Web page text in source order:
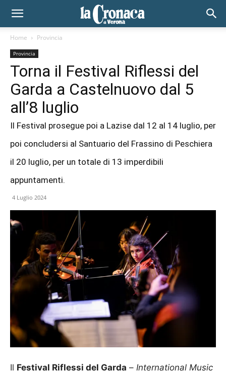
Home Provincia
Provincia
Torna il Festival Riflessi del
Garda a Castelnuovo dal 5
all’8 luglio
Il Festival prosegue poi a Lazise dal 12 al 14 luglio, per
poi concludersi al Santuario del Frassino di Peschiera
il 20 luglio, per un totale di 13 imperdibili
appuntamenti.
4 Luglio 2024
Il Festival Riflessi del Garda – International Music